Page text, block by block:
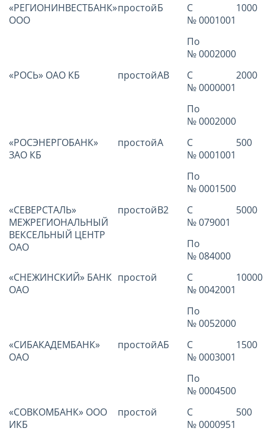
«РЕГИОНИНВЕСТБАНК»
ООО
простойБ
С
№ 0001001
1000
По
№ 0002000
«РОСЬ» ОАО КБ
простойАВ
С
№ 0000001
2000
По
№ 0002000
«РОСЭНЕРГОБАНК»
ЗАО КБ
простойА
С
№ 0001001
500
По
№ 0001500
«СЕВЕРСТАЛЬ»
МЕЖРЕГИОНАЛЬНЫЙ
ВЕКСЕЛЬНЫЙ ЦЕНТР
ОАО
простойВ2
С
№ 079001
5000
По
№ 084000
«СНЕЖИНСКИЙ» БАНК
ОАО
простой
С
№ 0042001
10000
По
№ 0052000
«СИБАКАДЕМБАНК»
ОАО
простойАБ
С
№ 0003001
1500
По
№ 0004500
«СОВКОМБАНК» ООО
ИКБ
простой
С
№ 0000951
500